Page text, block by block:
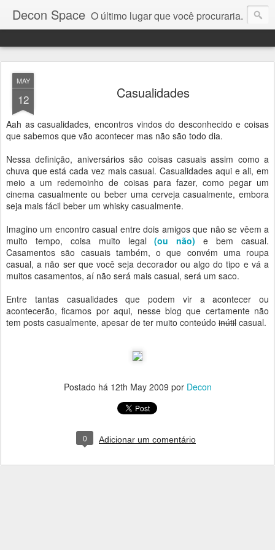
Decon Space O último lugar que você procuraria.
MAY
12 Casualidades
Aah as casualidades, encontros vindos do desconhecido e coisas
que sabemos que vão acontecer mas não são todo dia.
Nessa definição, aniversários são coisas casuais assim como a
chuva que está cada vez mais casual. Casualidades aqui e ali, em
meio a um redemoinho de coisas para fazer, como pegar um
cinema casualmente ou beber uma cerveja casualmente, embora
seja mais fácil beber um whisky casualmente.
Imagino um encontro casual entre dois amigos que não se vêem a
muito tempo, coisa muito legal(ou não) e bem casual.
Casamentos são casuais também, o que convém uma roupa
casual, a não ser que você seja decorador ou algo do tipo e vá a
muitos casamentos, aí não será mais casual, será um saco.
Entre tantas casualidades que podem vir a acontecer ou
acontecerão, ficamos por aqui, nesse blog que certamente não
tem posts casualmente, apesar de ter muito conteúdo inútil casual.
Postado há 12th May 2009 por Decon
0 Adicionar um comentário